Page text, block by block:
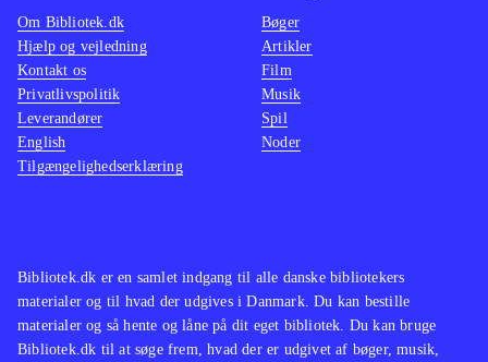
Bibliotek.dk er en samlet indgang til alle danske bibliotekers
materialer og til hvad der udgives i Danmark. Du kan bestille
materialer og så hente og låne på dit eget bibliotek. Du kan bruge
Bibliotek.dk til at søge frem, hvad der er udgivet af bøger, musik,
Om Bibliotek.dk
Hjælp og vejledning
Kontakt os
Privatlivspolitik
Leverandører
English
Tilgængelighedserklæring
Bøger
Artikler
Film
Musik
Spil
Noder